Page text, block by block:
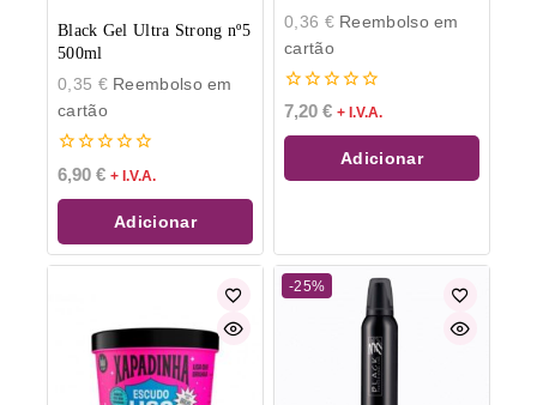
Black Gel Ultra Strong nº5
500ml
0,35 €Reembolso em
cartão
0
de
5
6,90 € + I.V.A.
Adicionar
0,36 €Reembolso em
cartão
0
de
5
7,20 € + I.V.A.
Adicionar
-25%